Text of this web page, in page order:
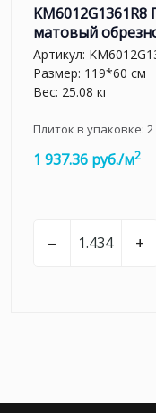
матовый
Артикул:
Размер: 119*60 см
Вес: 25.08 кг
Плиток в упаковке: 2
1 937.36 руб./м2
– +